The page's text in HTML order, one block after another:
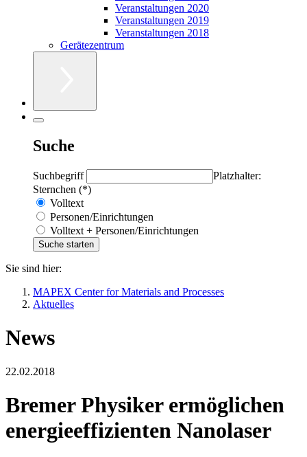
Veranstaltungen 2020
Veranstaltungen 2019
Veranstaltungen 2018
Gerätezentrum
Suche
Suchbegriff
Platzhalter:
Sternchen (*)
Volltext
Personen/Einrichtungen
Volltext + Personen/Einrichtungen
Sie sind hier:
MAPEX Center for Materials and Processes
Aktuelles
News
22.02.2018
Bremer Physiker ermöglichen
energieeffizienten Nanolaser